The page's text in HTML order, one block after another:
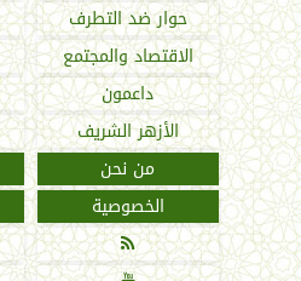
حوار ضد التطرف
الاقتصاد والمجتمع
داعمون
الأزهر الشريف
من نحن
الخصوصية
